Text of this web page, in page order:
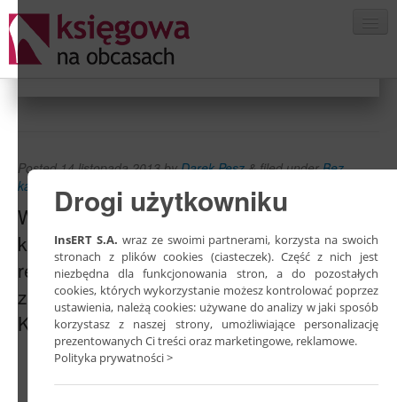
Posted14 listopada 2013byDarek Pesz &filed underBez
kategorii
Witamy na stronie społeczności polskich
księgowych. W strefie rozrywki, porad,
relaksu, konkursów, ciekawostek,
zawodowych informacji – w strefie
Księgowych na obcasach.
Drogi użytkowniku
InsERT S.A. wraz ze swoimi partnerami, korzysta na swoich
stronach z plików cookies (ciasteczek). Część z nich jest
niezbędna dla funkcjonowania stron, a do pozostałych
cookies, których wykorzystanie możesz kontrolować poprzez
ustawienia, należą cookies: używane do analizy w jaki sposób
korzystasz z naszej strony, umożliwiające personalizację
prezentowanych Ci treści oraz marketingowe, reklamowe.
Polityka prywatności >